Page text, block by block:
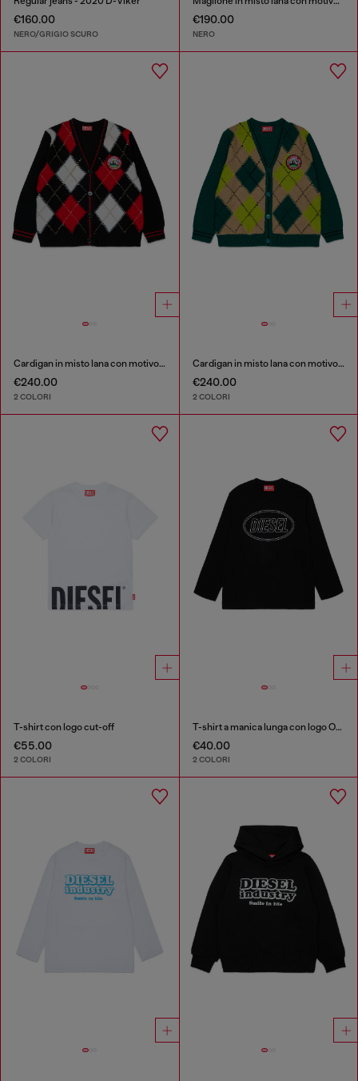
€160.00
NERO/GRIGIO SCURO
€190.00
NERO
Cardigan in misto lana con motivo argyle
€240.00
2 COLORI
Cardigan in misto lana con motivo argyle
€240.00
2 COLORI
T-shirt con logo cut-off
€55.00
2 COLORI
T-shirt a manica lunga con logo Oval D
€40.00
2 COLORI